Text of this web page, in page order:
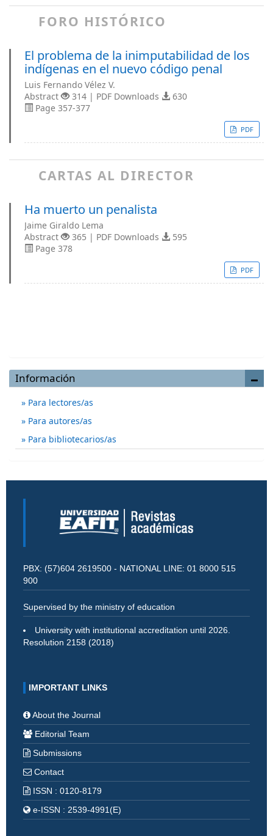
FORO HISTÓRICO
El problema de la inimputabilidad de los
indígenas en el nuevo código penal
Luis Fernando Vélez V.
Abstract
314 | PDF Downloads
630
Page 357-377
PDF
CARTAS AL DIRECTOR
Ha muerto un penalista
Jaime Giraldo Lema
Abstract
365 | PDF Downloads
595
Page 378
PDF
Información
Para lectores/as
Para autores/as
Para bibliotecarios/as
PBX: (57)604 2619500 - NATIONAL LINE: 01 8000 515
900
Supervised by the ministry of education
University with institutional accreditation until 2026.
Resolution 2158 (2018)
IMPORTANT LINKS
About the Journal
Editorial Team
Submissions
Contact
ISSN : 0120-8179
e-ISSN : 2539-4991(E)